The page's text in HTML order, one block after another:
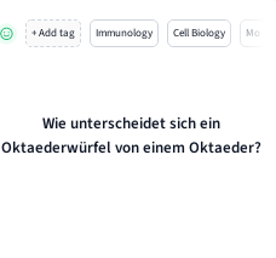
+ Add tag Immunology Cell Biology Mo
Wie unterscheidet sich ein
Oktaederwürfel von einem Oktaeder?